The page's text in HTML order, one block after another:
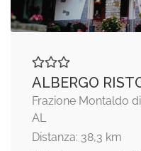
ALBERGO
Frazione Montaldo
AL
Distanza: 38,3 km